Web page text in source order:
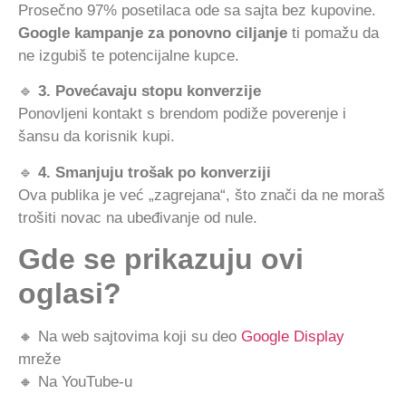
Prosečno 97% posetilaca ode sa sajta bez kupovine.
Google kampanje za ponovno ciljanje ti pomažu da
ne izgubiš te potencijalne kupce.
🔹 3. Povećavaju stopu konverzije
Ponovljeni kontakt s brendom podiže poverenje i
šansu da korisnik kupi.
🔹 4. Smanjuju trošak po konverziji
Ova publika je već „zagrejana“, što znači da ne moraš
trošiti novac na ubeđivanje od nule.
Gde se prikazuju ovi
oglasi?
🔸 Na web sajtovima koji su deo Google Display
mreže
🔸 Na YouTube-u